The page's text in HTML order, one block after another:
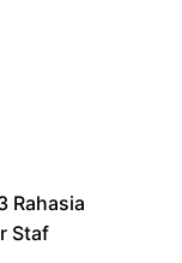
Rahasia
Staf